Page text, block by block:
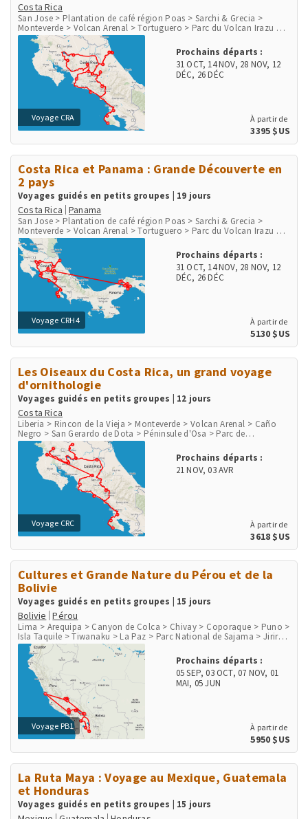
Costa Rica
San Jose > Plantation de café région Poas > Sarchi & Grecia >
Monteverde > Volcan Arenal > Tortuguero > Parc du Volcan Irazu >
San Gerardo de Dota > Péninsule d'Osa > Parc de Corcovado > Parc
de Manuel Antonio > Playa Herradura & Punta Leona > Rio Tarcoles
& Carara
Voyage CRA
Prochains départs :
31 OCT, 14 NOV, 28 NOV, 12
DÉC, 26 DÉC
À partir de
3395 $US
Costa Rica et Panama : Grande Découverte en
2 pays
Voyages guidés en petits groupes | 19 jours
Costa Rica Panama
San Jose > Plantation de café région Poas > Sarchi & Grecia >
Monteverde > Volcan Arenal > Tortuguero > Parc du Volcan Irazu >
San Gerardo de Dota > Péninsule d'Osa > Parc de Corcovado > Parc
de Manuel Antonio > Playa Herradura & Punta Leona > Rio Tarcoles
& Carara > Aéroport et ville de Panama > Communauté indigène
Embera > Parc National Chagres > Fort San Lorenzo
Voyage CRH4
Prochains départs :
31 OCT, 14 NOV, 28 NOV, 12
DÉC, 26 DÉC
À partir de
5130 $US
Les Oiseaux du Costa Rica, un grand voyage
d'ornithologie
Voyages guidés en petits groupes | 12 jours
Costa Rica
Liberia > Rincon de la Vieja > Monteverde > Volcan Arenal > Caño
Negro > San Gerardo de Dota > Péninsule d'Osa > Parc de
Corcovado > Parc National Marino Ballena > Playa Herradura &
Punta Leona > Rio Tarcoles & Carara > San Jose
Voyage CRC
Prochains départs :
21 NOV,03 AVR
À partir de
3618 $US
Cultures et Grande Nature du Pérou et de la
Bolivie
Voyages guidés en petits groupes | 15 jours
Bolivie Pérou
Lima > Arequipa > Canyon de Colca > Chivay > Coporaque > Puno >
Isla Taquile > Tiwanaku > La Paz > Parc National de Sajama > Jirira
> Salar d'Uyuni > Uyuni > Canyon de Palca > Cusco > Chinchero >
Moray > Salines de Maras > Ollantaytambo > Aguas Calientes, Machu
Picchu Pueblo > Site Inka Machu Picchu > Lares
Voyage PB1
Prochains départs :
05 SEP,03 OCT,07 NOV, 01
MAI, 05 JUN
À partir de
5950 $US
La Ruta Maya : Voyage au Mexique, Guatemala
et Honduras
Voyages guidés en petits groupes | 15 jours